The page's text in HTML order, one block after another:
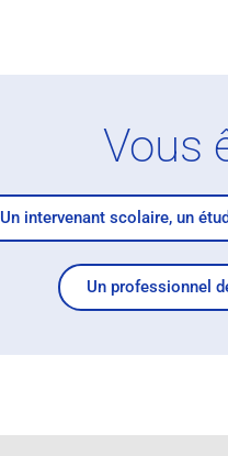
Vous
Un intervenant scolaire, un
Un professionnel